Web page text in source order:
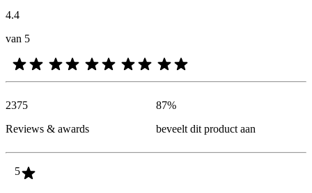
4.4
van 5
2375
Reviews & awards
87%
beveelt dit product aan
5